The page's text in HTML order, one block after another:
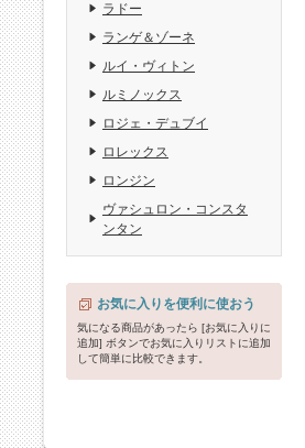
ラドー
ランゲ＆ゾーネ
ルイ・ヴィトン
ルミノックス
ロジェ・デュブイ
ロレックス
ロンジン
ヴァシュロン・コンスタ
ンタン
お気に入りを便利に使おう
気になる商品があったら [お気に入りに
追加] ボタンでお気に入りリストに追加
して簡単に比較できます。